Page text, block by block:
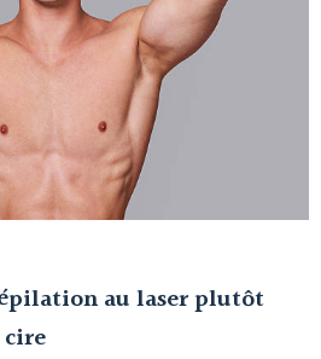
au laser plutôt